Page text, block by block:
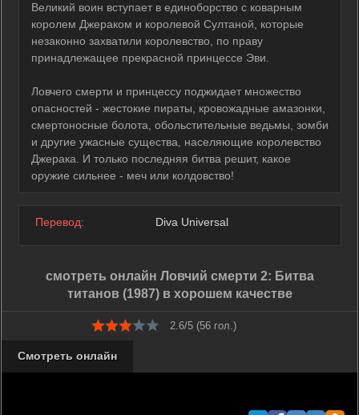
Великий воин вступает в единоборство с коварным
королем Джераком и королевой Султаной, которые
незаконно захватили королевство, по праву
принадлежащее прекрасной принцессе Эви.
Ловчего смерти и принцессу поджидает множество
опасностей - жестокие пираты, кровожадные амазонки,
смертоносные болота, обольстительные ведьмы, зомби
и другие ужасные существа, населяющие королевство
Джерака. И только последняя битва решит, какое
оружие сильнее - меч или колдовство!
Перевод: Diva Universal
смотреть онлайн Ловчий смерти 2: Битва
титанов (1987) в хорошем качестве
2.6/5 (56 гол.)
Смотреть онлайн